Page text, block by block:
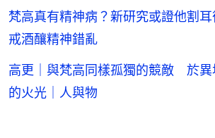
梵高真有精神病？新研究或證他割
戒酒釀精神錯亂
高更｜與梵高同樣孤獨的競敵 於異
的火光｜人與物